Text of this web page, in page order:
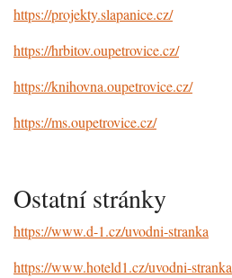
https://projekty.slapanice.cz/
https://hrbitov.oupetrovice.cz/
https://knihovna.oupetrovice.cz/
https://ms.oupetrovice.cz/
Ostatní stránky
https://www.d-1.cz/uvodni-stranka
https://www.hoteld1.cz/uvodni-stranka